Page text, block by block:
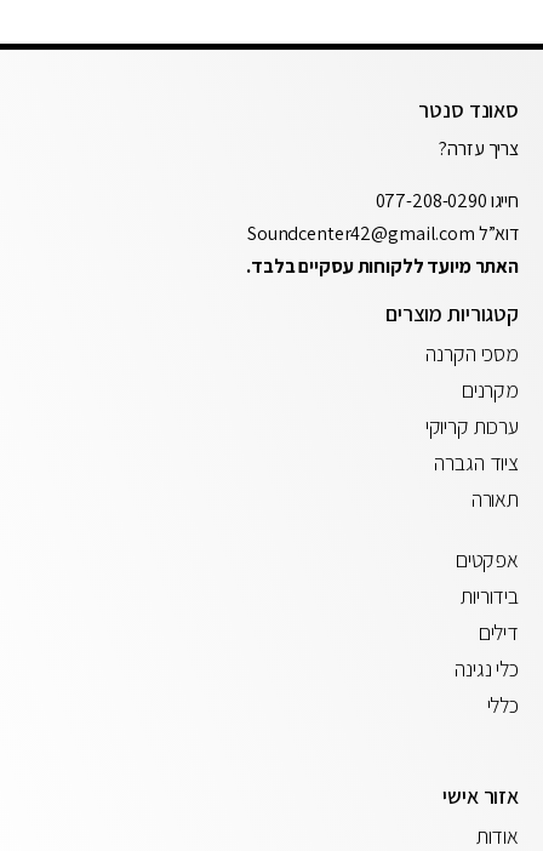
סאונד סנטר
צריך עזרה?
חייגו077-208-0290
דוא”ל
האתר מיועד ללקוחות עסקיים בלבד.
קטגוריות מוצרים
מסכי הקרנה
מקרנים
ערכות קריוקי
ציוד הגברה
תאורה
אפקטים
בידוריות
דילים
כלי נגינה
כללי
אזור אישי
אודות